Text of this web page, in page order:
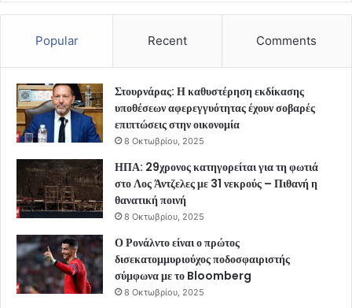
Popular Recent Comments
Στουρνάρας: Η καθυστέρηση εκδίκασης
υποθέσεων αφερεγγυότητας έχουν σοβαρές
επιπτώσεις στην οικονομία
8 Οκτωβρίου, 2025
ΗΠΑ: 29χρονος κατηγορείται για τη φωτιά
στο Λος Άντζελες με 31 νεκρούς – Πιθανή η
θανατική ποινή
8 Οκτωβρίου, 2025
Ο Ρονάλντο είναι ο πρώτος
δισεκατομμυριούχος ποδοσφαιριστής
σύμφωνα με το Bloomberg
8 Οκτωβρίου, 2025